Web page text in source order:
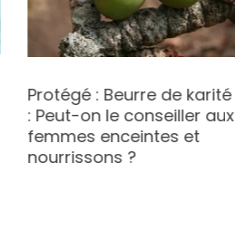
Protégé : Beurre de karité
: Peut-on le conseiller aux
femmes enceintes et
nourrissons ?